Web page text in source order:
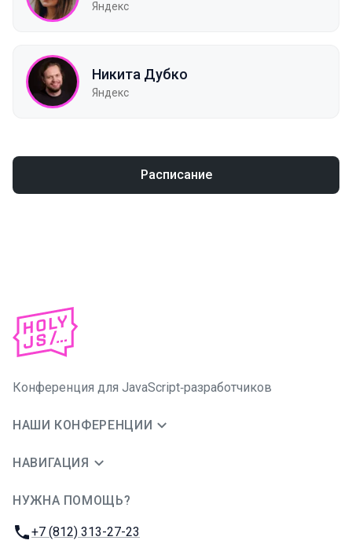
Яндекс
Никита Дубко
Яндекс
Расписание
Конференция для JavaScript‑разработчиков
НАШИ КОНФЕРЕНЦИИ
НАВИГАЦИЯ
НУЖНА ПОМОЩЬ?
Телефон:
+7 (812) 313-27-23